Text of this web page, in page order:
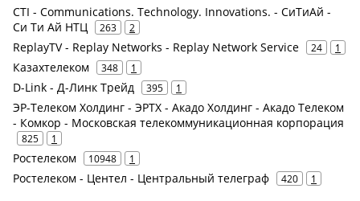
CTI - Communications. Technology. Innovations. - СиТиАй -
Си Ти Ай НТЦ
263 2
ReplayTV - Replay Networks - Replay Network Service 24 1
Казахтелеком 348 1
D-Link - Д-Линк Трейд 395 1
ЭР-Телеком Холдинг - ЭРТХ - Акадо Холдинг - Акадо Телеком
- Комкор - Московская телекоммуникационная корпорация
825 1
Ростелеком 10948 1
Ростелеком - Центел - Центральный телеграф 420 1